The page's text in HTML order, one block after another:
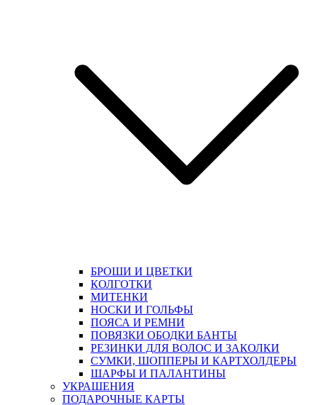
БРОШИ И ЦВЕТКИ
КОЛГОТКИ
МИТЕНКИ
НОСКИ И ГОЛЬФЫ
ПОЯСА И РЕМНИ
ПОВЯЗКИ ОБОДКИ БАНТЫ
РЕЗИНКИ ДЛЯ ВОЛОС И ЗАКОЛКИ
СУМКИ, ШОППЕРЫ И КАРТХОЛДЕРЫ
ШАРФЫ И ПАЛАНТИНЫ
УКРАШЕНИЯ
ПОДАРОЧНЫЕ КАРТЫ